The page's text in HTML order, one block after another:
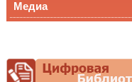
Снижение
документационной
нагрузки
Медиа